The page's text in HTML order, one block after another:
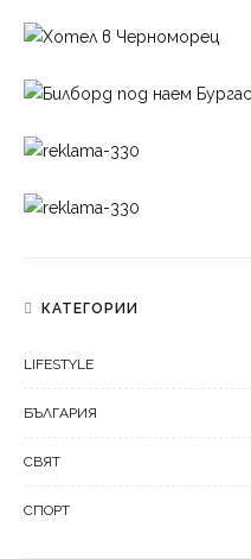
КАТЕГОРИИ
LIFESTYLE
БЪЛГАРИЯ
СВЯТ
СПОРТ